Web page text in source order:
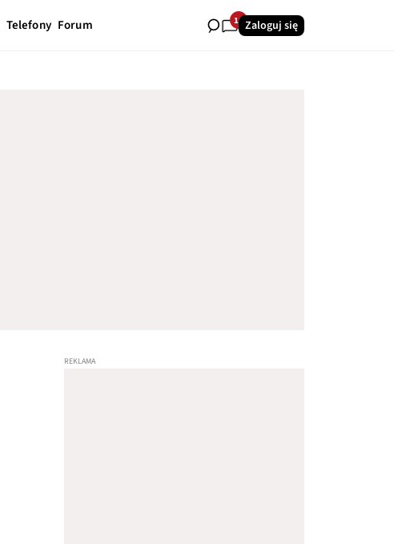
Telefony Forum 10Zaloguj się